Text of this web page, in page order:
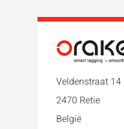
Veldenstraat 14
2470 Retie
België